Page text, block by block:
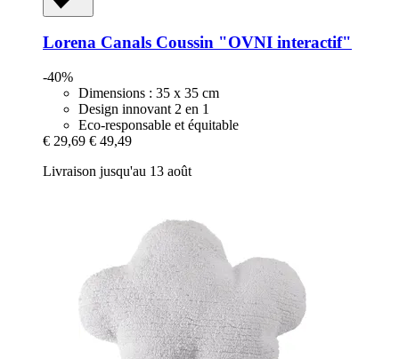
Lorena Canals Coussin "OVNI interactif"
-40%
Dimensions : 35 x 35 cm
Design innovant 2 en 1
Eco-responsable et équitable
€ 29,69 € 49,49
Livraison jusqu'au 13 août